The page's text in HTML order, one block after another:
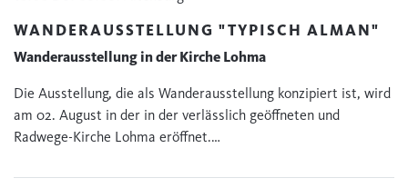
WANDERAUSSTELLUNG "TYPISCH ALMAN"
Wanderausstellung in der Kirche Lohma
Die Ausstellung, die als Wanderausstellung konzipiert ist, wird
am 02. August in der in der verlässlich geöffneten und
Radwege-Kirche Lohma eröffnet.…